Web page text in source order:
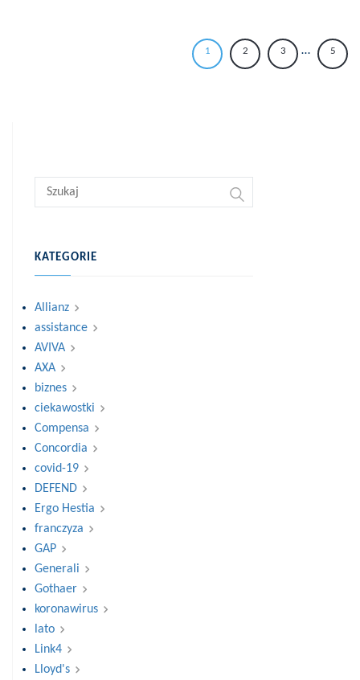
1 2 3 … 5
KATEGORIE
Allianz
assistance
AVIVA
AXA
biznes
ciekawostki
Compensa
Concordia
covid-19
DEFEND
Ergo Hestia
franczyza
GAP
Generali
Gothaer
koronawirus
lato
Link4
Lloyd's